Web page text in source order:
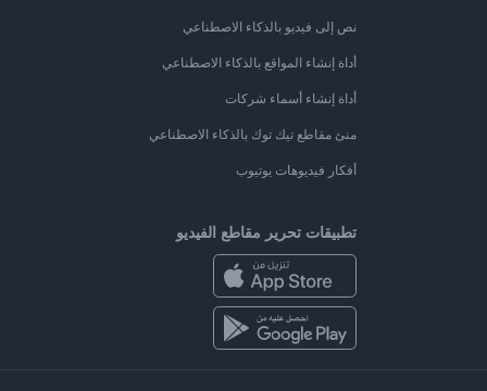
نص إلى فيديو بالذكاء الاصطناعي
أداة إنشاء المواقع بالذكاء الاصطناعي
أداة إنشاء أسماء شركات
منئ مقاطع تيك توك بالذكاء الاصطناعي
أفكار فيديوهات يوتيوب
تطبيقات تحرير مقاطع الفيديو